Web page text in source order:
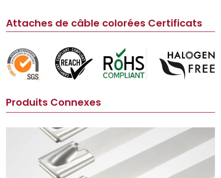
Attaches de câble colorées Certificats
Produits Connexes